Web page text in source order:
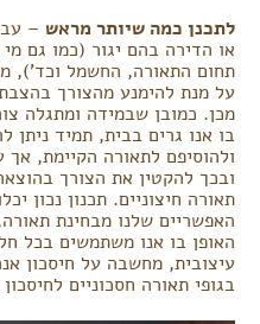
לתכנן כמה שיותר מראש –
או הדירה בהם יגור (כמו גם
תחום התאורה, החשמל וכד'),
על מנת להימנע מהצורך בהצבת
מכן. כמובן שבמידה ומתגלה
בו אנו גרים בבית, תמיד ניתן
ולהוסיפם לתאורה הקיימת,
ובכך להקטין את הצורך
תאורה חיצוניים. תכנון נכון
האפשריים שלנו מבחינת
האופן בו אנו משתמשים בכל
עיצובית, מחשבה על חיסכון
בגופי תאורה חסכוניים